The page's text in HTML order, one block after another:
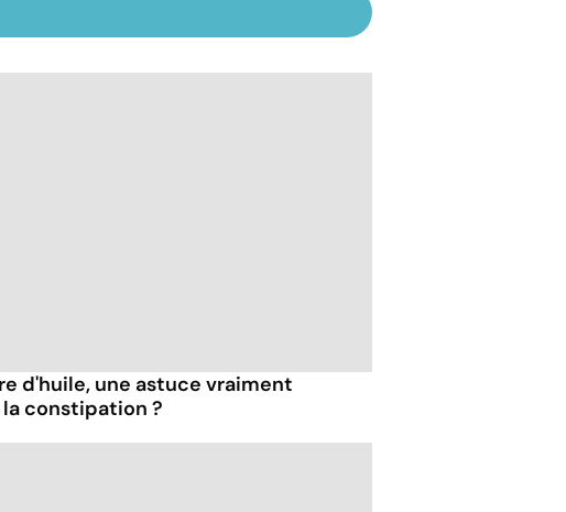
d'huile, une astuce vraiment
constipation ?